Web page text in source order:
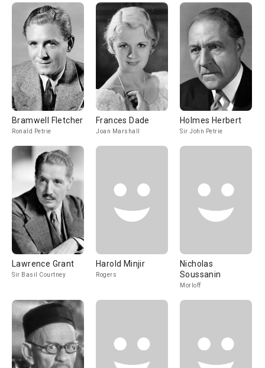
Bramwell Fletcher
Ronald Petrie
Frances Dade
Joan Marshall
Holmes Herbert
Sir John Petrie
Lawrence Grant
Sir Basil Courtney
Harold Minjir
Rogers
Nicholas
Soussanin
Morloff